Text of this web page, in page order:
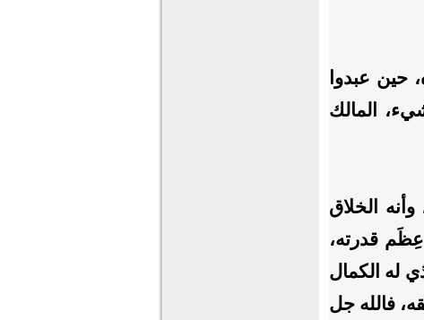
حين عبدوا
المالك
الخلاق
قدرته،
له الكمال
فالله جل